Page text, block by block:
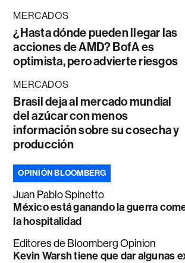
MERCADOS
¿Hasta dónde pueden llegar las
acciones de AMD? BofA es
optimista, pero advierte riesgos
MERCADOS
Brasil deja al mercado mundial
del azúcar con menos
información sobre su cosecha y
producción
OPINIÓN BLOOMBERG
Juan Pablo Spinetto
México está ganando la guerra
la hospitalidad
Editores de Bloomberg Opinion
Kevin Warsh tiene que dar algunas